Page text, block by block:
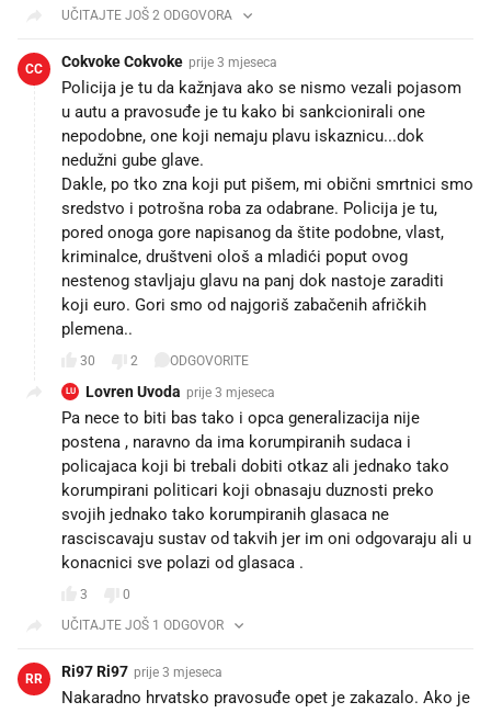
UČITAJTE JOŠ 2 ODGOVORA
CC Cokvoke Cokvoke prije 3 mjeseca
Policija je tu da kažnjava ako se nismo vezali pojasom
u autu a pravosuđe je tu kako bi sankcionirali one
nepodobne, one koji nemaju plavu iskaznicu...dok
nedužni gube glave.
Dakle, po tko zna koji put pišem, mi obični smrtnici smo
sredstvo i potrošna roba za odabrane. Policija je tu,
pored onoga gore napisanog da štite podobne, vlast,
kriminalce, društveni ološ a mladići poput ovog
nestenog stavljaju glavu na panj dok nastoje zaraditi
koji euro. Gori smo od najgoriš zabačenih afričkih
plemena..
30 2 ODGOVORITE
LU Lovren Uvoda prije 3 mjeseca
Pa nece to biti bas tako i opca generalizacija nije
postena , naravno da ima korumpiranih sudaca i
policajaca koji bi trebali dobiti otkaz ali jednako tako
korumpirani politicari koji obnasaju duznosti preko
svojih jednako tako korumpiranih glasaca ne
rasciscavaju sustav od takvih jer im oni odgovaraju ali u
konacnici sve polazi od glasaca .
3
0
UČITAJTE JOŠ 1 ODGOVOR
RR Ri97 Ri97 prije 3 mjeseca
Nakaradno hrvatsko pravosuđe opet je zakazalo. Ako je